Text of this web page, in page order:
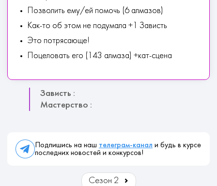
Позволить ему/ей помочь (6 алмазов)
Как-то об этом не подумала +1 Зависть
Это потрясающе!
Поцеловать его (143 алмаза) +кат-сцена
Зависть :
Мастерство :
Подпишись на наш телеграм-канал и будь в курсе
последних новостей и конкурсов!
Сезон 2